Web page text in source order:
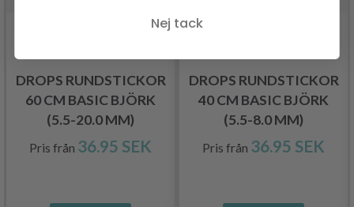
DROPS RUNDSTICKOR
60 CM BASIC BJÖRK
(5.5-20.0 MM)
Pris från 36.95 SEK
DROPS RUNDSTICKOR
40 CM BASIC BJÖRK
(5.5-8.0 MM)
Pris från 36.95 SEK
Nej tack